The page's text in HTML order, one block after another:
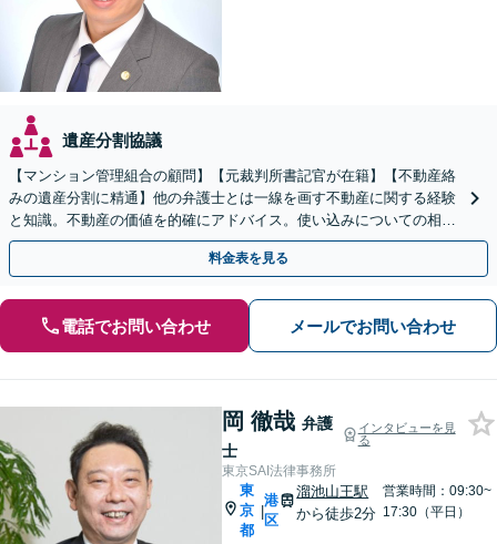
遺産分割協議
【マンション管理組合の顧問】【元裁判所書記官が在籍】【不動産絡
みの遺産分割に精通】他の弁護士とは一線を画す不動産に関する経験
と知識。不動産の価値を的確にアドバイス。使い込みについての相談
も多数。
料金表を見る
電話でお問い合わせ メールでお問い合わせ
岡 徹哉 弁護
士
インタビューを見
る
東京SAI法律事務所
東
京
都
|
港
区
溜池山王駅
から徒歩2分
営業時間：09:30~
17:30（平日）